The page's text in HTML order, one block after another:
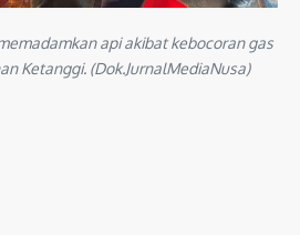
api akibat kebocoran gas
Ketanggi. (Dok.JurnalMediaNusa)